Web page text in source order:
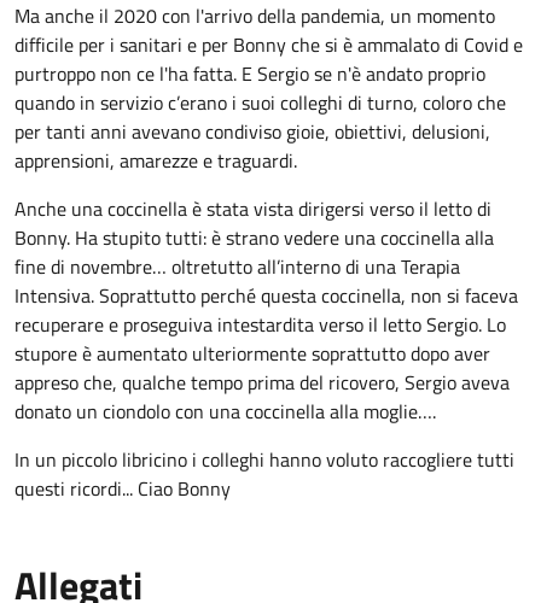
Ma anche il 2020 con l'arrivo della pandemia, un momento
difficile per i sanitari e per Bonny che si è ammalato di Covid e
purtroppo non ce l'ha fatta. E Sergio se n'è andato proprio
quando in servizio c’erano i suoi colleghi di turno, coloro che
per tanti anni avevano condiviso gioie, obiettivi, delusioni,
apprensioni, amarezze e traguardi.
Anche una coccinella è stata vista dirigersi verso il letto di
Bonny. Ha stupito tutti: è strano vedere una coccinella alla
fine di novembre… oltretutto all’interno di una Terapia
Intensiva. Soprattutto perché questa coccinella, non si faceva
recuperare e proseguiva intestardita verso il letto Sergio. Lo
stupore è aumentato ulteriormente soprattutto dopo aver
appreso che, qualche tempo prima del ricovero, Sergio aveva
donato un ciondolo con una coccinella alla moglie….
In un piccolo libricino i colleghi hanno voluto raccogliere tutti
questi ricordi... Ciao Bonny
Allegati